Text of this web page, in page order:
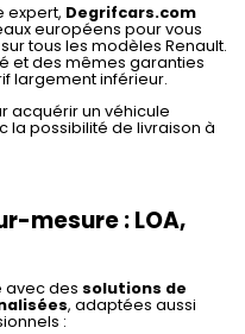
expert, Degrifcars.com
européens pour vous
tous les modèles Renault.
et des mêmes garanties
largement inférieur.
acquérir un véhicule
la possibilité de livraison à
mesure : LOA,
avec des solutions de
, adaptées aussi
: